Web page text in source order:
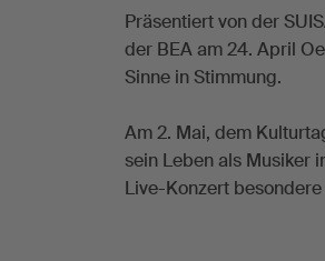
Präsentiert von der
der BEA am 24. April
Sinne in Stimmung.
Am 2. Mai, dem
sein Leben als Musiker
Live-Konzert